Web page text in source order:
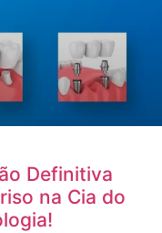
Definitiva
na Cia do